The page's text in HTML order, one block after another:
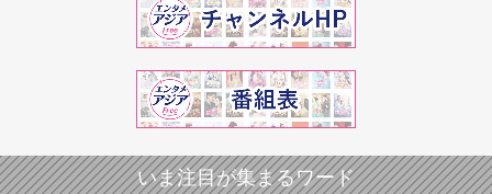
いま注目が集まるワード